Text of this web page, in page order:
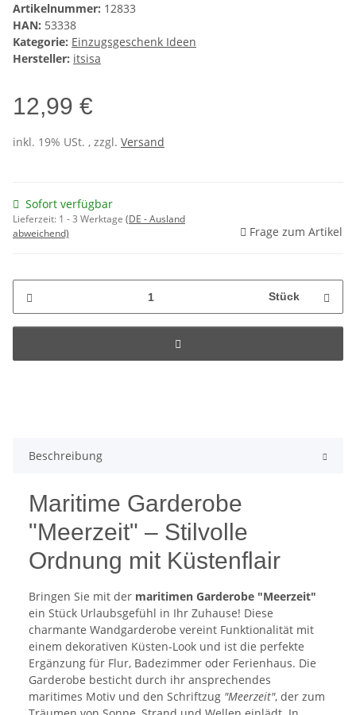
Artikelnummer: 12833
HAN: 53338
Kategorie: Einzugsgeschenk Ideen
Hersteller: itsisa
12,99 €
inkl. 19% USt. , zzgl. Versand
Sofort verfügbar
Lieferzeit: 1 - 3 Werktage (DE - Ausland
abweichend)
Frage zum Artikel
Stück
Beschreibung
Maritime Garderobe
"Meerzeit" – Stilvolle
Ordnung mit Küstenflair
Bringen Sie mit der maritimen Garderobe "Meerzeit"
ein Stück Urlaubsgefühl in Ihr Zuhause! Diese
charmante Wandgarderobe vereint Funktionalität mit
einem dekorativen Küsten-Look und ist die perfekte
Ergänzung für Flur, Badezimmer oder Ferienhaus. Die
Garderobe besticht durch ihr ansprechendes
maritimes Motiv und den Schriftzug "Meerzeit", der zum